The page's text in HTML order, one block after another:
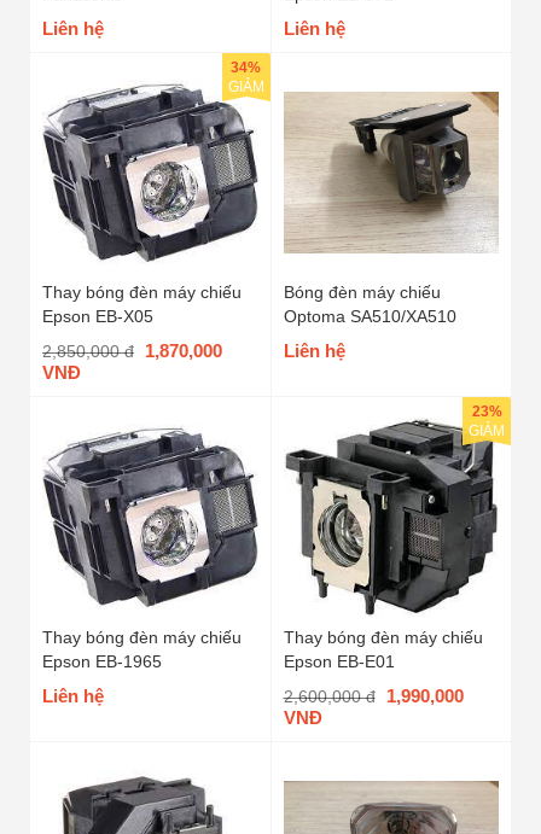
Liên hệ Liên hệ
Thay bóng đèn máy chiếu
Epson EB-X05
2,850,000 đ
1,870,000
VNĐ
34%
GIẢM
Bóng đèn máy chiếu
Optoma SA510/XA510
Liên hệ
Thay bóng đèn máy chiếu
Epson EB-1965
Liên hệ
Thay bóng đèn máy chiếu
Epson EB-E01
2,600,000 đ
1,990,000
VNĐ
23%
GIẢM